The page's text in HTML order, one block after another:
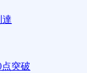
達
点突破